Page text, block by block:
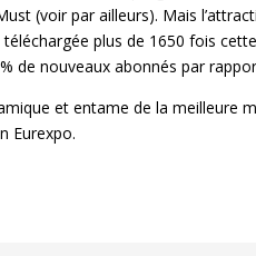
(voir par ailleurs). Mais
plus de 1650 fois
de nouveaux abonnés par
et entame de la meilleure
Eurexpo.